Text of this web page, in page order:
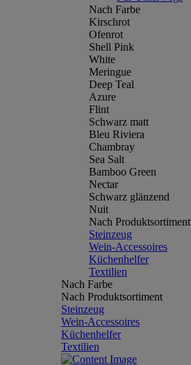
Nach Farbe
Kirschrot
Ofenrot
Shell Pink
White
Meringue
Deep Teal
Azure
Flint
Schwarz matt
Bleu Riviera
Chambray
Sea Salt
Bamboo Green
Nectar
Schwarz glänzend
Nuit
Nach Produktsortiment
Steinzeug
Wein-Accessoires
Küchenhelfer
Textilien
Nach Farbe
Nach Produktsortiment
Steinzeug
Wein-Accessoires
Küchenhelfer
Textilien